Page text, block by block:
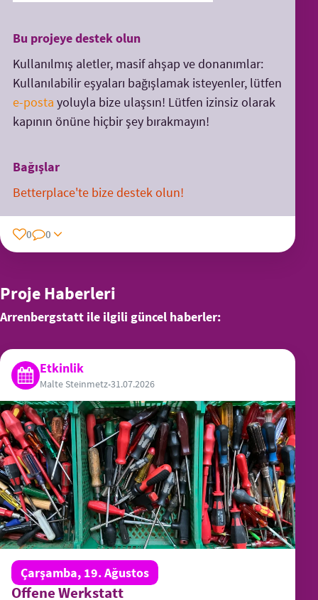
Bu projeye destek olun
Kullanılmış aletler, masif ahşap ve donanımlar:
Kullanılabilir eşyaları bağışlamak isteyenler, lütfen
e-posta yoluyla bize ulaşsın! Lütfen izinsiz olarak
kapının önüne hiçbir şey bırakmayın!
Bağışlar
Betterplace'te bize destek olun!
0 0
Proje Haberleri
Arrenbergstatt ile ilgili güncel haberler:
Etkinlik
Malte Steinmetz•31.07.2026
Çarşamba, 19. Ağustos
Offene Werkstatt